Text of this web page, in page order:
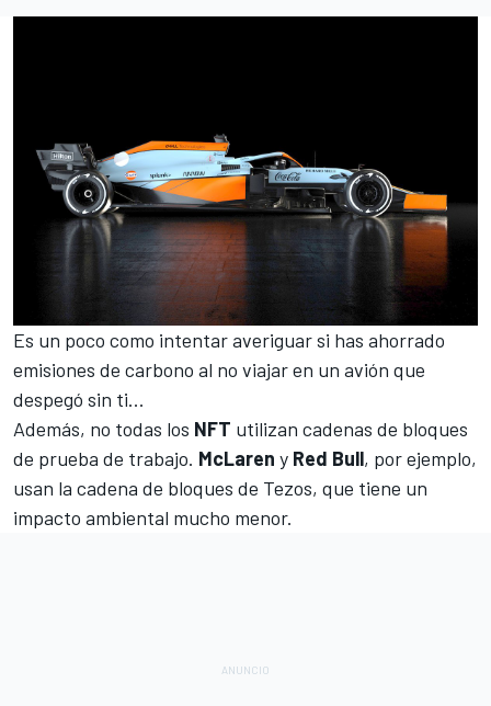
Es un poco como intentar averiguar si has ahorrado
emisiones de carbono al no viajar en un avión que
despegó sin ti...
Además, no todas los NFT utilizan cadenas de bloques
de prueba de trabajo. McLaren y Red Bull, por ejemplo,
usan la cadena de bloques de Tezos, que tiene un
impacto ambiental mucho menor.